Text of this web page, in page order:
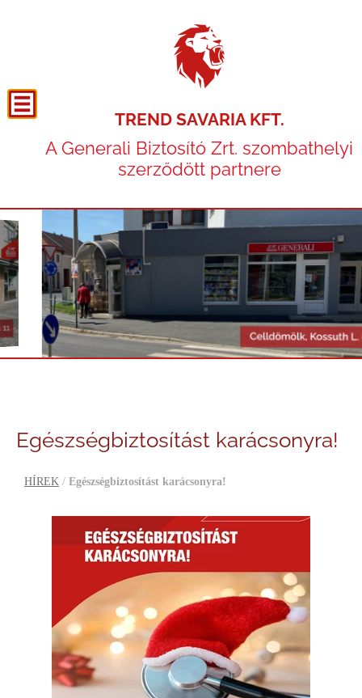
TREND SAVARIA KFT.
A Generali Biztosító Zrt. szombathelyi
szerződött partnere
Egészségbiztosítást karácsonyra!
HÍREK / Egészségbiztosítást karácsonyra!